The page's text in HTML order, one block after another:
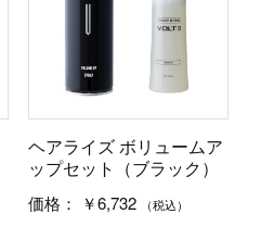
ヘアライズ ボリュームア
ップセット（ブラック）
価格：
￥6,732 （税込）